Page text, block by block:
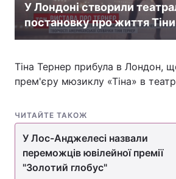
У Лондоні створили
постановку про життя
Тіна Тернер прибула в Лондон,
прем'єру мюзиклу «Тіна» в
ЧИТАЙТЕ ТАКОЖ
У Лос-Анджелесі назвали
переможців ювілейної премії
"Золотий глобус"